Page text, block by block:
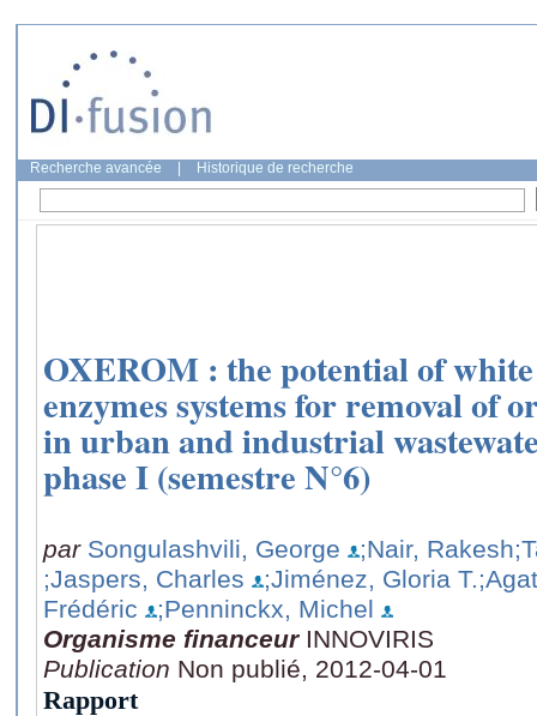
Recherche avancée Historique de recherche
OXEROM : the potential of
enzymes systems for removal of
in urban and industrial
phase I (semestre N°6)
par Songulashvili, George ;Nair, Rakesh
;Jaspers, Charles
;Jiménez, Gloria T.
Frédéric
;Penninckx, Michel
Organisme financeur INNOVIRIS
Publication Non publié, 2012-04-01
Rapport